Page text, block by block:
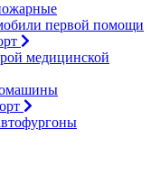
первой помощи
медицинской